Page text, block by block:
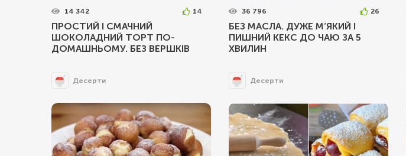
14 342 14
ПРОСТИЙ І СМАЧНИЙ
ШОКОЛАДНИЙ ТОРТ ПО-
ДОМАШНЬОМУ. БЕЗ ВЕРШКІВ
Десерти
36 796 26
БЕЗ МАСЛА. ДУЖЕ М’ЯКИЙ І
ПИШНИЙ КЕКС ДО ЧАЮ ЗА 5
ХВИЛИН
Десерти